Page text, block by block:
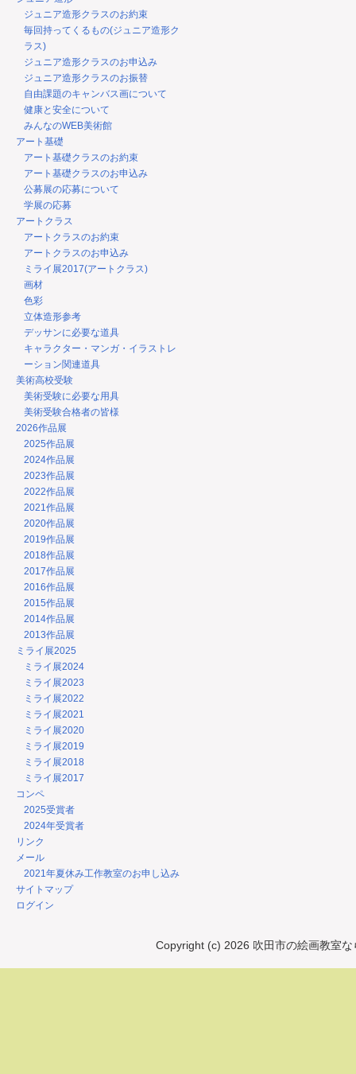
ジュニア造形クラスのお約束
毎回持ってくるもの(ジュニア造形ク
ラス)
ジュニア造形クラスのお申込み
ジュニア造形クラスのお振替
自由課題のキャンバス画について
健康と安全について
みんなのWEB美術館
アート基礎
アート基礎クラスのお約束
アート基礎クラスのお申込み
公募展の応募について
学展の応募
アートクラス
アートクラスのお約束
アートクラスのお申込み
ミライ展2017(アートクラス)
画材
色彩
立体造形参考
デッサンに必要な道具
キャラクター・マンガ・イラストレ
ーション関連道具
美術高校受験
美術受験に必要な用具
美術受験合格者の皆様
2026作品展
2025作品展
2024作品展
2023作品展
2022作品展
2021作品展
2020作品展
2019作品展
2018作品展
2017作品展
2016作品展
2015作品展
2014作品展
2013作品展
ミライ展2025
ミライ展2024
ミライ展2023
ミライ展2022
ミライ展2021
ミライ展2020
ミライ展2019
ミライ展2018
ミライ展2017
コンペ
2025受賞者
2024年受賞者
リンク
メール
2021年夏休み工作教室のお申し込み
サイトマップ
ログイン
Copyright (c) 2026 吹田市の絵画教室